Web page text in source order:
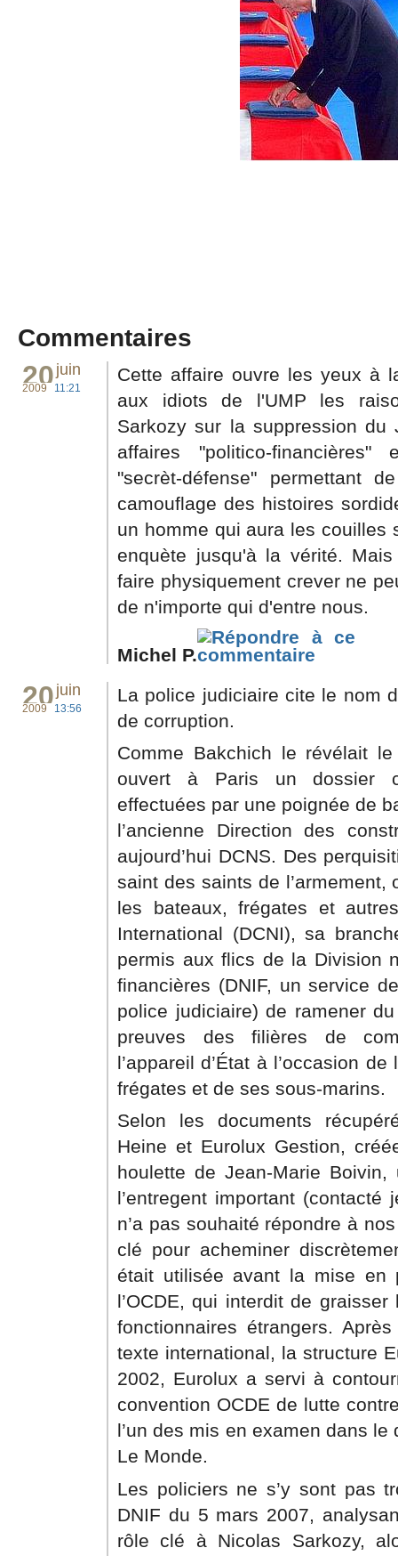
Commentaires
20 juin
2009 11:21
Cette affaire ouvre les yeux à
aux idiots de l'UMP les
Sarkozy sur la suppression du
affaires "politico-
"secrèt-défense" permettant
camouflage des histoires
un homme qui aura les couilles
enquète jusqu'à la vérité.
faire physiquement crever ne
de n'importe qui d'entre nous.
Michel P.
20 juin
2009 13:56
La police judiciaire cite le nom
de corruption.
Comme Bakchich le révélait
ouvert à Paris un dossier
effectuées par une poignée de
l’ancienne Direction des
aujourd’hui DCNS. Des
saint des saints de
les bateaux, frégates et
International (DCNI), sa
permis aux flics de la Division
financières (DNIF, un service
police judiciaire) de ramener
preuves des filières de
l’appareil d’État à l’occasion
frégates et de ses sous-marins.
Selon les documents
Heine et Eurolux Gestion,
houlette de Jean-Marie
l’entregent important
n’a pas souhaité répondre à
clé pour acheminer
était utilisée avant la mise en
l’OCDE, qui interdit de
fonctionnaires étrangers.
texte international, la structure
2002, Eurolux a servi à
convention OCDE de lutte
l’un des mis en examen dans le
Le Monde.
Les policiers ne s’y sont pas
DNIF du 5 mars 2007,
rôle clé à Nicolas Sarkozy,